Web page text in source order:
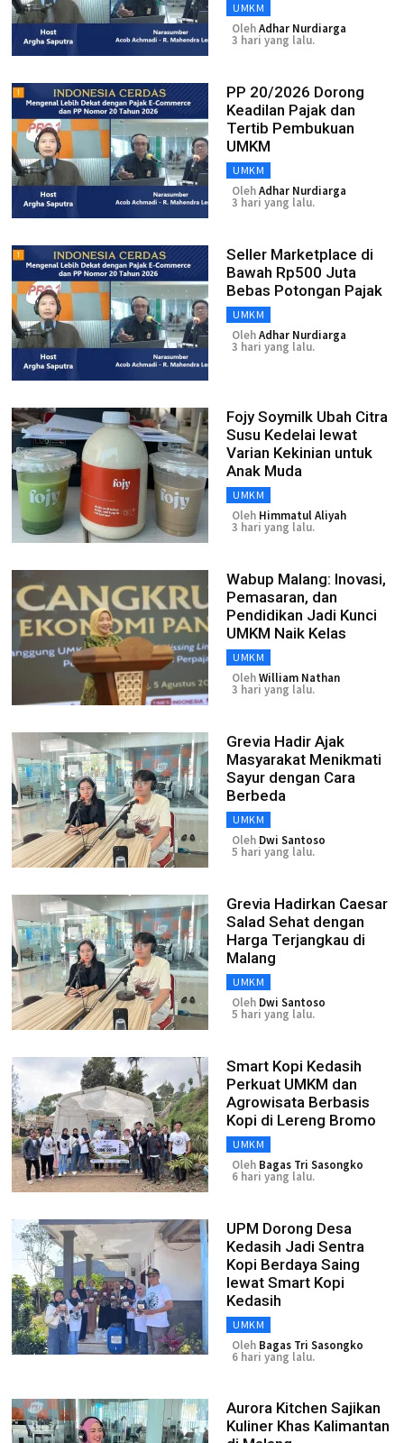
UMKM
OlehAdhar Nurdiarga
3 hari yang lalu.
PP 20/2026 Dorong
Keadilan Pajak dan
Tertib Pembukuan
UMKM
UMKM
OlehAdhar Nurdiarga
3 hari yang lalu.
Seller Marketplace di
Bawah Rp500 Juta
Bebas Potongan Pajak
UMKM
OlehAdhar Nurdiarga
3 hari yang lalu.
Fojy Soymilk Ubah Citra
Susu Kedelai lewat
Varian Kekinian untuk
Anak Muda
UMKM
Oleh Himmatul Aliyah
3 hari yang lalu.
Wabup Malang: Inovasi,
Pemasaran, dan
Pendidikan Jadi Kunci
UMKM Naik Kelas
UMKM
OlehWilliam Nathan
3 hari yang lalu.
Grevia Hadir Ajak
Masyarakat Menikmati
Sayur dengan Cara
Berbeda
UMKM
Oleh Dwi Santoso
5 hari yang lalu.
Grevia Hadirkan Caesar
Salad Sehat dengan
Harga Terjangkau di
Malang
UMKM
Oleh Dwi Santoso
5 hari yang lalu.
Smart Kopi Kedasih
Perkuat UMKM dan
Agrowisata Berbasis
Kopi di Lereng Bromo
UMKM
Oleh Bagas Tri Sasongko
6 hari yang lalu.
UPM Dorong Desa
Kedasih Jadi Sentra
Kopi Berdaya Saing
lewat Smart Kopi
Kedasih
UMKM
Oleh Bagas Tri Sasongko
6 hari yang lalu.
Aurora Kitchen Sajikan
Kuliner Khas Kalimantan